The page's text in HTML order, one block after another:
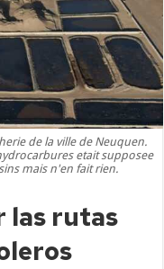
de la ville de Neuquen.
etait supposee
mais n'en fait rien.
las rutas